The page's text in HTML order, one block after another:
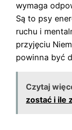
wymaga
Są to psy
ruchu i
przyjęciu
powinna być
Czytaj
zostać i ile